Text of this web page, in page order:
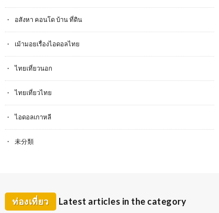
อสังหา คอนโด บ้าน ที่ดิน
เม้ามอยเรื่องไอดอลไทย
ไทยเที่ยวนอก
ไทยเที่ยวไทย
ไอดอลเกาหลี
未分類
ท่องเที่ยว Latest articles in the category